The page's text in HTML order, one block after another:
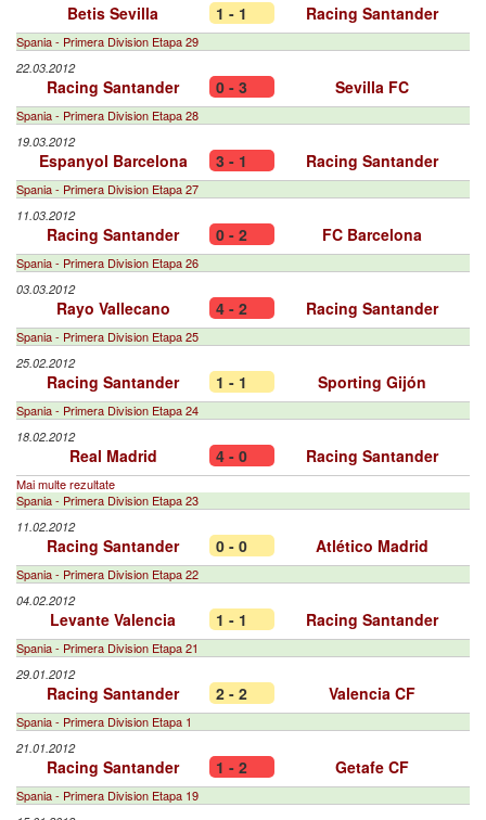
Betis Sevilla 1 - 1 Racing Santander
Spania - Primera Division Etapa 29
22.03.2012
Racing Santander 0 - 3 Sevilla FC
Spania - Primera Division Etapa 28
19.03.2012
Espanyol Barcelona 3 - 1 Racing Santander
Spania - Primera Division Etapa 27
11.03.2012
Racing Santander 0 - 2 FC Barcelona
Spania - Primera Division Etapa 26
03.03.2012
Rayo Vallecano 4 - 2 Racing Santander
Spania - Primera Division Etapa 25
25.02.2012
Racing Santander 1 - 1 Sporting Gijón
Spania - Primera Division Etapa 24
18.02.2012
Real Madrid 4 - 0 Racing Santander
Mai multe rezultate
Spania - Primera Division Etapa 23
11.02.2012
Racing Santander 0 - 0 Atlético Madrid
Spania - Primera Division Etapa 22
04.02.2012
Levante Valencia 1 - 1 Racing Santander
Spania - Primera Division Etapa 21
29.01.2012
Racing Santander 2 - 2 Valencia CF
Spania - Primera Division Etapa 1
21.01.2012
Racing Santander 1 - 2 Getafe CF
Spania - Primera Division Etapa 19